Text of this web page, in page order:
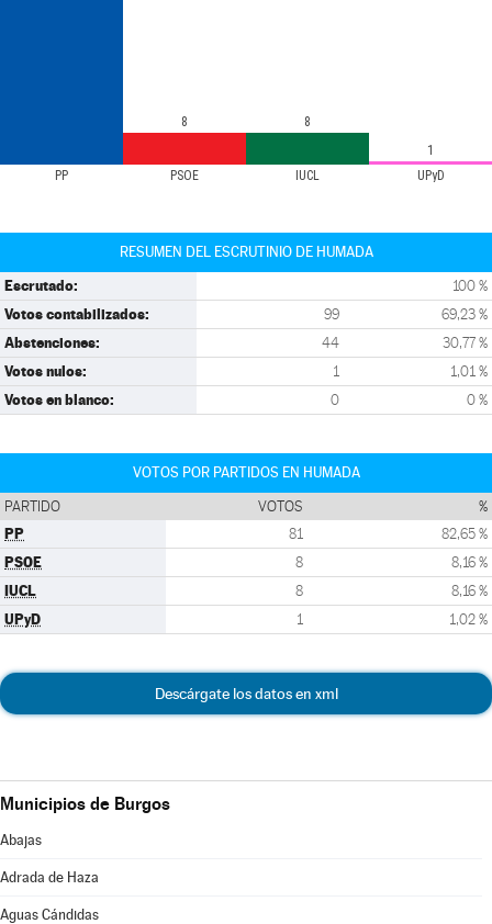
PP PSOE IUCL UPyD
8
8
1
RESUMEN DEL ESCRUTINIO DE HUMADA
Escrutado: 100 %
Votos contabilizados: 99 69,23 %
Abstenciones: 44 30,77 %
Votos nulos: 1 1,01 %
Votos en blanco: 0 0 %
VOTOS POR PARTIDOS EN HUMADA
PARTIDO VOTOS %
PP 81 82,65 %
PSOE 8 8,16 %
IUCL 8 8,16 %
UPyD 1 1,02 %
Descárgate los datos en xml
Municipios de Burgos
Abajas
Adrada de Haza
Aguas Cándidas